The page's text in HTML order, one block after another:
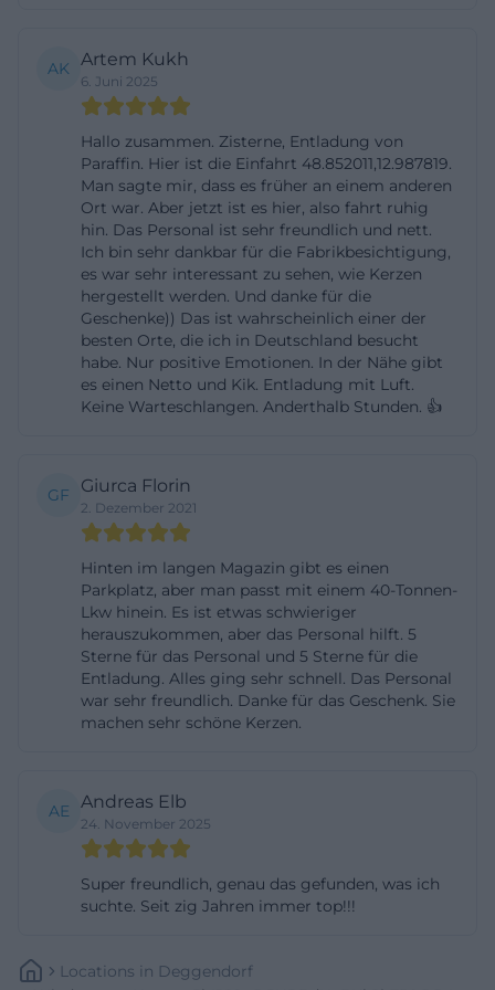
Werkverkaufssituation mit klaren Öffnungszeiten,
guter Erreichbarkeit und praktischem Parkangebot
direkt vor Ort.([wiedemann-kerzen.de]
(https://www.wiedemann-
kerzen.de/fabrikverkauf/onlinefabrikshop?
utm_source=openai))
Online Fabrikshop, Katalog und Einkauf direkt ab
Werk
Neben dem stationären Laden setzt Wiedemann
Kerzen stark auf digitale Auffindbarkeit und Online-
Vertrieb. Auf der Startseite wird der Online
Fabrikshop prominent hervorgehoben, und die
wiedemann kerzen online shop, shop oder katalog
suchen, ist das ein wichtiger Punkt, weil die Marke
sondern auch digital sichtbar macht. Besonders
praktisch ist die Katalog-Seite, auf der der aktuelle
Gesamtkatalog online angesehen oder
heruntergeladen werden kann. Dort wird zudem
erklärt, dass man die Preisliste beim Vertriebsteam
Händler, Wiederverkäufer und Geschäftspartner.
Die Online-Struktur ist deshalb mehr als nur ein
Zusatzangebot: Sie ist ein echter Teil der
Markenarchitektur und erweitert die Reichweite
des Fabrikverkaufs weit über die Region hinaus. Für
und fabrikverkauf ist diese Kombination aus E-
AK Artem Kukh
6. Juni 2025
Hallo zusammen. Zisterne, Entladung von
Paraffin. Hier ist die Einfahrt 48.852011,12.987819.
Man sagte mir, dass es früher an einem anderen
Ort war. Aber jetzt ist es hier, also fahrt ruhig
hin. Das Personal ist sehr freundlich und nett.
Ich bin sehr dankbar für die Fabrikbesichtigung,
es war sehr interessant zu sehen, wie Kerzen
hergestellt werden. Und danke für die
Geschenke)) Das ist wahrscheinlich einer der
besten Orte, die ich in Deutschland besucht
habe. Nur positive Emotionen. In der Nähe gibt
es einen Netto und Kik. Entladung mit Luft.
Keine Warteschlangen. Anderthalb Stunden. 👍
GF Giurca Florin
2. Dezember 2021
Hinten im langen Magazin gibt es einen
Parkplatz, aber man passt mit einem 40-Tonnen-
Lkw hinein. Es ist etwas schwieriger
herauszukommen, aber das Personal hilft. 5
Sterne für das Personal und 5 Sterne für die
Entladung. Alles ging sehr schnell. Das Personal
war sehr freundlich. Danke für das Geschenk. Sie
machen sehr schöne Kerzen.
AE Andreas Elb
24. November 2025
Super freundlich, genau das gefunden, was ich
suchte. Seit zig Jahren immer top!!!
Locations In Deggendorf